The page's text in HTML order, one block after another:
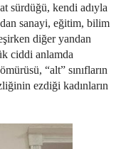
sürdüğü, kendi adıyla
sanayi, eğitim, bilim
diğer yandan
ciddi anlamda
“alt” sınıfların
ezdiği kadınların